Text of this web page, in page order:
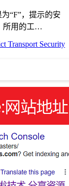
“F”，提示的安
所用的工…
Transport Security